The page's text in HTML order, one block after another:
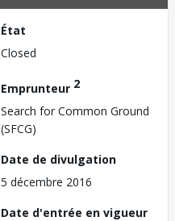
État
Closed
Emprunteur 2
Search for Common Ground
(SFCG)
Date de divulgation
5 décembre 2016
Date d'entrée en vigueur